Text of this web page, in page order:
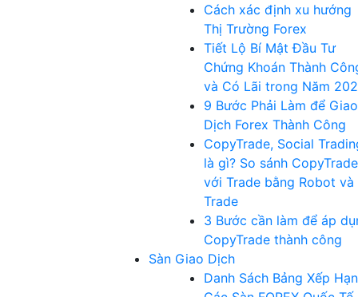
Cách xác định xu hướng
Thị Trường Forex
Tiết Lộ Bí Mật Đầu Tư
Chứng Khoán Thành
và Có Lãi trong Năm
9 Bước Phải Làm để Giao
Dịch Forex Thành Công
CopyTrade, Social
là gì? So sánh CopyTrade
với Trade bằng Robot và
Trade
3 Bước cần làm để áp
CopyTrade thành công
Sàn Giao Dịch
Danh Sách Bảng Xếp